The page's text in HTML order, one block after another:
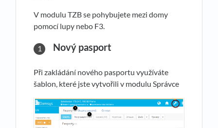
V modulu TZB se pohybujete mezi domy
pomocí lupy nebo F3.
Nový pasport
Při zakládání nového pasportu využíváte
šablon, které jste vytvořili v modulu Správce